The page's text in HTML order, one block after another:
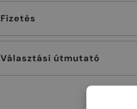
Fizetés
Választási útmutató